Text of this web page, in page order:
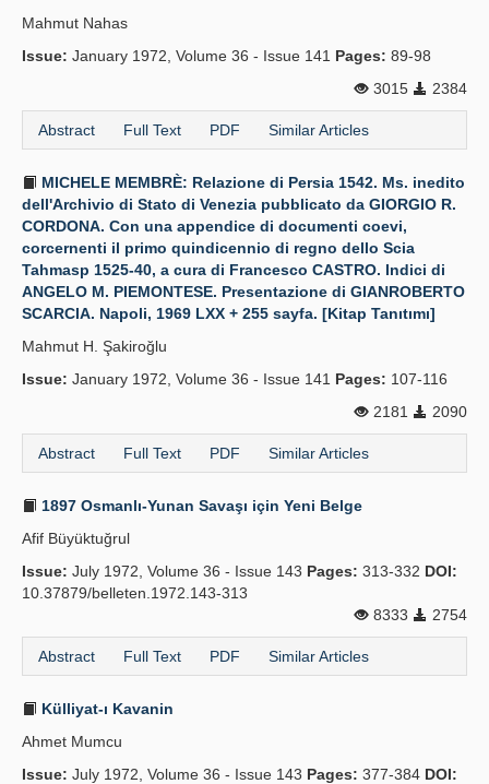
Mahmut Nahas
Issue: January 1972, Volume 36 - Issue 141 Pages: 89-98
3015
2384
Abstract Full Text PDF Similar Articles
MICHELE MEMBRÈ: Relazione di Persia 1542. Ms. inedito
dell'Archivio di Stato di Venezia pubblicato da GIORGIO R.
CORDONA. Con una appendice di documenti coevi,
corcernenti il primo quindicennio di regno dello Scia
Tahmasp 1525-40, a cura di Francesco CASTRO. Indici di
ANGELO M. PIEMONTESE. Presentazione di GIANROBERTO
SCARCIA. Napoli, 1969 LXX + 255 sayfa. [Kitap Tanıtımı]
Mahmut H. Şakiroğlu
Issue: January 1972, Volume 36 - Issue 141 Pages: 107-116
2181
2090
Abstract Full Text PDF Similar Articles
1897 Osmanlı-Yunan Savaşı için Yeni Belge
Afif Büyüktuğrul
Issue: July 1972, Volume 36 - Issue 143 Pages: 313-332 DOI:
10.37879/belleten.1972.143-313
8333
2754
Abstract Full Text PDF Similar Articles
Külliyat-ı Kavanin
Ahmet Mumcu
Issue: July 1972, Volume 36 - Issue 143 Pages: 377-384 DOI: